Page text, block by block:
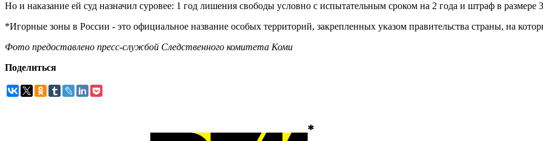
Но и наказание ей суд назначил суровее: 1 год лишения свободы условно с испытательным сроком на 2 года и штраф в размере
*Игорные зоны в России - это официальное название особых территорий, закрепленных указом правительства страны, на
Фото предоставлено пресс-службой Следственного комитета Коми
Поделиться